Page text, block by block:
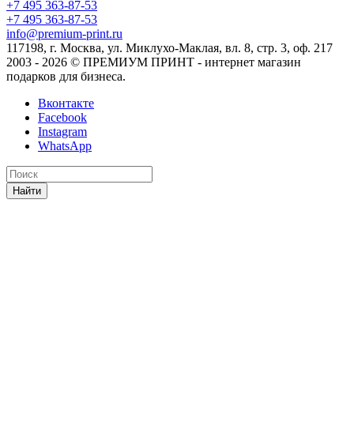
+7 495 363-87-53
+7 495 363-87-53
info@premium-print.ru
117198, г. Москва, ул. Миклухо-Маклая, вл. 8, стр. 3, оф. 217
2003 - 2026 © ПРЕМИУМ ПРИНТ - интернет магазин
подарков для бизнеса.
Вконтакте
Facebook
Instagram
WhatsApp
Найти